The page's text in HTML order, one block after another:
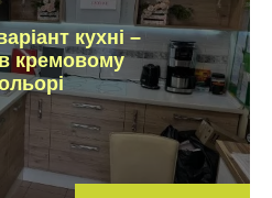
кухні –
кремовому